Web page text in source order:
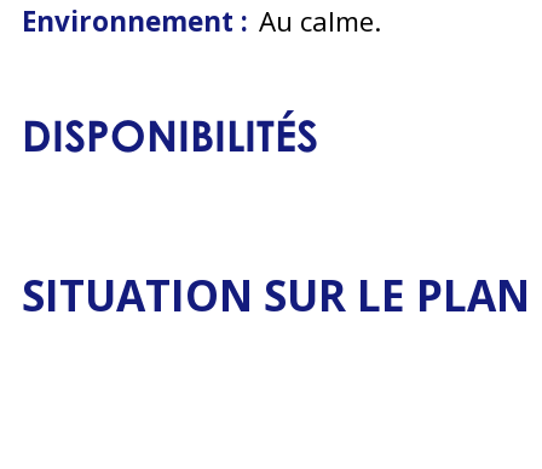
Environnement : Au calme
DISPONIBILITÉS
SITUATION SUR LE PLAN